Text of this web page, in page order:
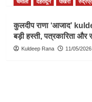
चमोली
देहरादून पोखरी
कुलदीप राणा ‘आजाद’
बड़ी हस्ती, पत्रकारिता और
Kuldeep Rana 11/05/2026